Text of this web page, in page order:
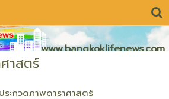
www.bangkoklifenews.com
าสตร์
ระกวดภาพดาราศาสตร์